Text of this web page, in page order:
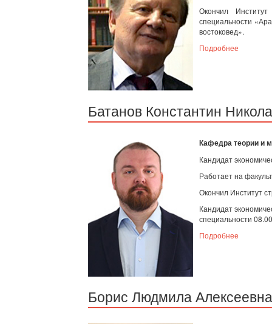
Окончил
специальности
востоковед».
Подробнее
Батанов Константин
Кафедра теории и
Кандидат
Работает на
Окончил Институт
Кандидат
специальности
Подробнее
Борис Людмила Алексеевна